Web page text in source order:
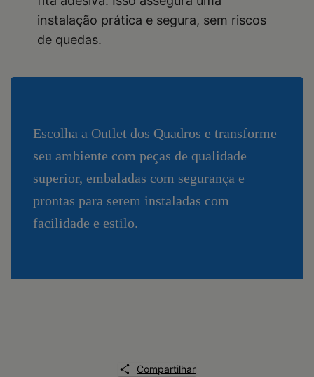
instalação prática e segura, sem riscos
de quedas.
Escolha a Outlet dos Quadros e transforme
seu ambiente com peças de qualidade
superior, embaladas com segurança e
prontas para serem instaladas com
facilidade e estilo.
Compartilhar